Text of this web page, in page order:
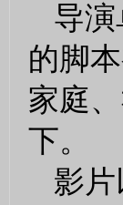
导
的脚
家庭
下。
影